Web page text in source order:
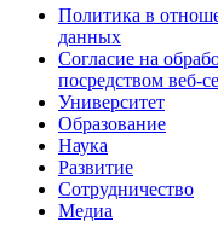
Политика в
данных
Согласие на
посредством веб-
Университет
Образование
Наука
Развитие
Сотрудничество
Медиа